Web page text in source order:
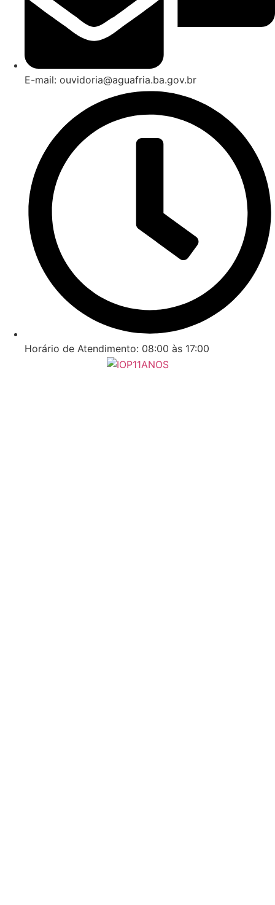
E-mail: ouvidoria@aguafria.ba.gov.br
Horário de Atendimento: 08:00 às 17:00